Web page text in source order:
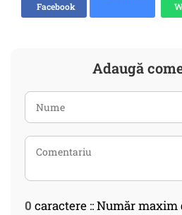
Facebook
Adaugă
0 caractere :: Număr maxim